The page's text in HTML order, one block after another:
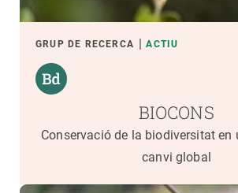
GRUP DE RECERCA ACTIU
BIOCONS
Conservació de la biodiversitat en
canvi global